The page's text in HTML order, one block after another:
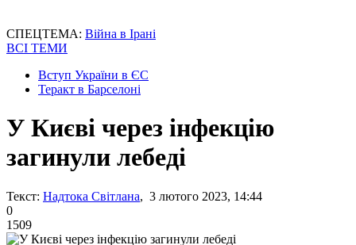
СПЕЦТЕМА: Війна в Ірані
ВСІ ТЕМИ
Вступ України в ЄС
Теракт в Барселоні
У Києві через інфекцію
загинули лебеді
Текст: Надтока Світлана, 3 лютого 2023, 14:44
0
1509